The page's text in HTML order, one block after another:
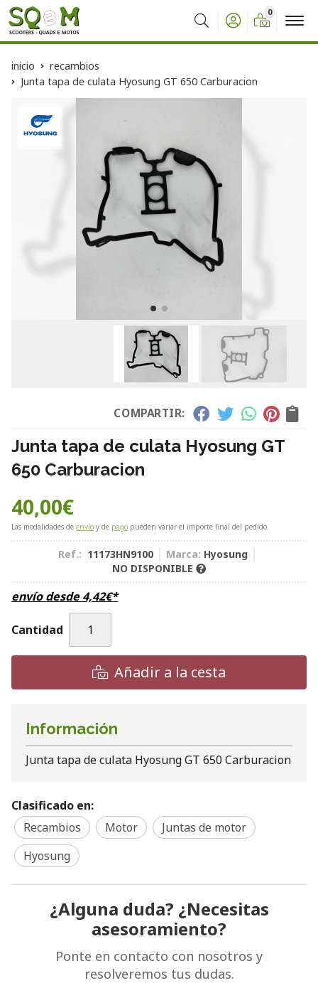
Buscar
0
inicio
recambios
Junta tapa de culata Hyosung GT 650 Carburacion
COMPARTIR:
Junta tapa de culata Hyosung GT
650 Carburacion
40,00€
Las modalidades de envío y de pago pueden variar el importe final del pedido.
Ref.: 11173HN9100 Marca: Hyosung
NO DISPONIBLE
envío desde4,42€*
Cantidad
Añadir a la cesta
Información
Junta tapa de culata Hyosung GT 650 Carburacion
Clasificado en:
Recambios
Motor
Juntas de motor
Hyosung
¿Alguna duda? ¿Necesitas
asesoramiento?
Ponte en contacto con nosotros y
resolveremos tus dudas.